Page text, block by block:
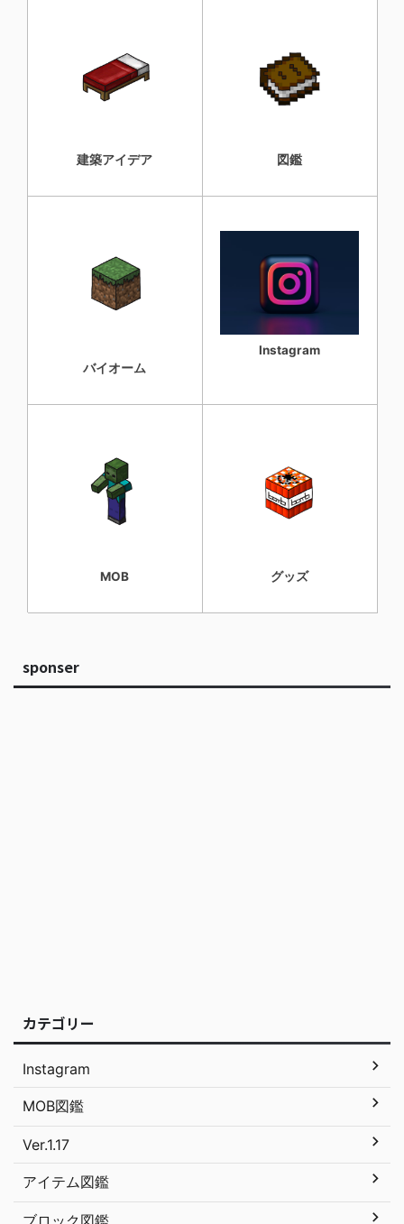
建築アイデア 図鑑
バイオーム
Instagram
MOB グッズ
sponser
カテゴリー
Instagram
MOB図鑑
Ver.1.17
アイテム図鑑
ブロック図鑑